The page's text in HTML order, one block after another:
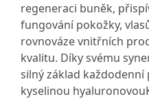
regeneraci buněk,
fungování pokožky,
rovnováze vnitřních
kvalitu. Díky svému
silný základ každodenní
kyselinou